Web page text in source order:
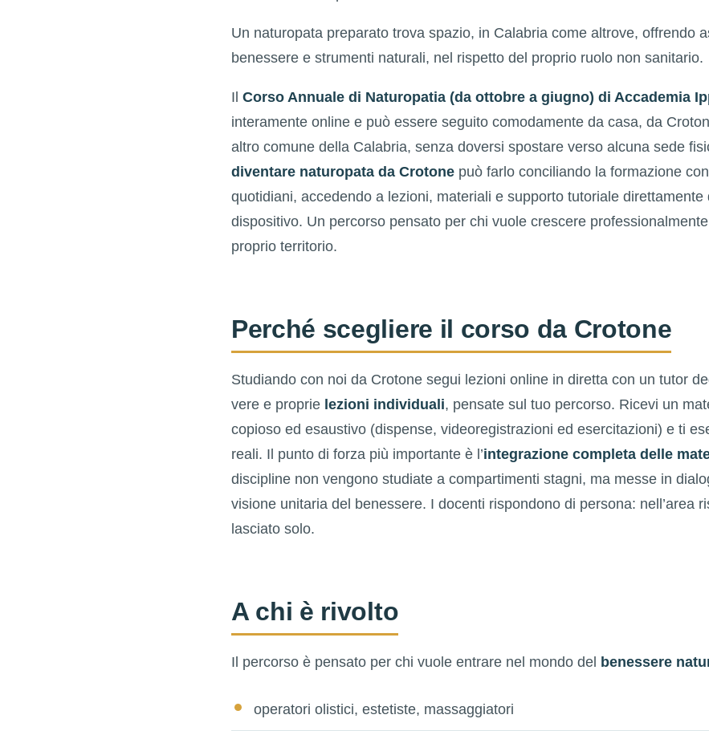
Un naturopata preparato trova spazio, in Calabria come altrove, offrendo
benessere e strumenti naturali, nel rispetto del proprio ruolo non sanitario.
Il Corso Annuale di Naturopatia (da ottobre a giugno) di Accademia
interamente online e può essere seguito comodamente da casa, da
altro comune della Calabria, senza doversi spostare verso alcuna sede
diventare naturopata da Crotone può farlo conciliando la formazione
quotidiani, accedendo a lezioni, materiali e supporto tutoriale direttamente
dispositivo. Un percorso pensato per chi vuole crescere
proprio territorio.
Perché scegliere il corso da Crotone
Studiando con noi da Crotone segui lezioni online in diretta con un tutor
vere e proprie lezioni individuali, pensate sul tuo percorso. Ricevi un
copioso ed esaustivo (dispense, videoregistrazioni ed esercitazioni) e ti
reali. Il punto di forza più importante è l’integrazione completa delle
discipline non vengono studiate a compartimenti stagni, ma messe in
visione unitaria del benessere. I docenti rispondono di persona: nell’area
lasciato solo.
A chi è rivolto
Il percorso è pensato per chi vuole entrare nel mondo del benessere
operatori olistici, estetiste, massaggiatori